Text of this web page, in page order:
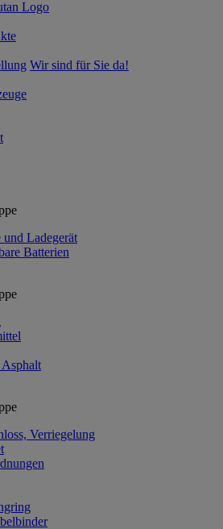
Wir sind für Sie da!
Ladegerät
Batterien
Verriegelung